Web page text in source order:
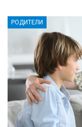
РОДИТЕЛИ